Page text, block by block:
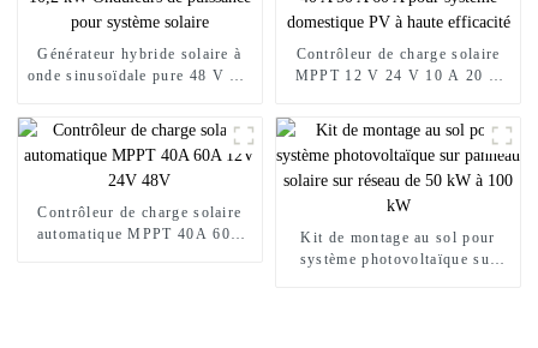
Générateur hybride solaire à
onde sinusoïdale pure 48 V 8,2
puissance pour système solaire
Contrôleur de charge solaire
MPPT 12 V 24 V 10 A 20 A
système domestique PV à haute
efficacité
Contrôleur de charge solaire
automatique MPPT 40A 60A
Kit de montage au sol pour
système photovoltaïque sur